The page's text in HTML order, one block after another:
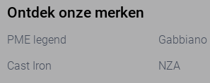
Ontdek onze merken
PME legend
Gabbiano
Cast Iron
NZA